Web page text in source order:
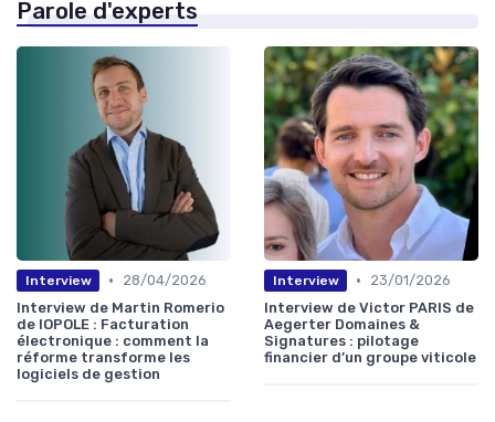
Parole d'experts
Interview •
28/04/2026
Interview de Martin Romerio
de IOPOLE : Facturation
électronique : comment la
réforme transforme les
logiciels de gestion
Interview •
23/01/2026
Interview de Victor PARIS de
Aegerter Domaines &
Signatures : pilotage
financier d’un groupe viticole